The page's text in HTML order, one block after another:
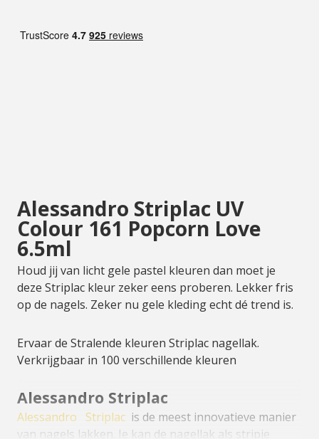
Alessandro Striplac UV
Colour 161 Popcorn Love
6.5ml
Houd jij van licht gele pastel kleuren dan moet je
deze Striplac kleur zeker eens proberen. Lekker fris
op de nagels. Zeker nu gele kleding echt dé trend is.
Ervaar de Stralende kleuren Striplac nagellak.
Verkrijgbaar in 100 verschillende kleuren
Alessandro Striplac
Alessandro Striplac is de meest innovatieve manier
van nagels lakken. Je kan de nagellak als stripje